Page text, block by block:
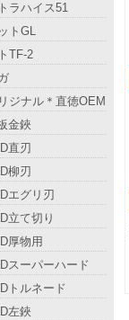
ラハイス51
トGL
TF-2
ジナル＊直徳OEM
金鋏
直刃
柳刃
エグリ刃
立て切り
厚物用
スーパーハード
トルネード
左鋏